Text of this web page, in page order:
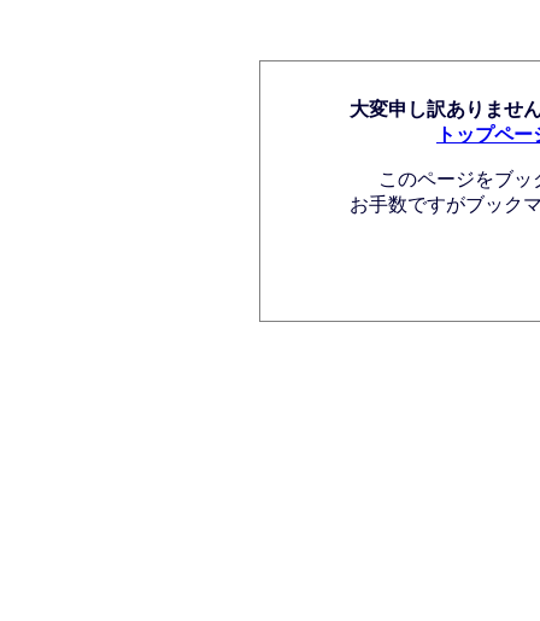
大変申し訳ありませ
トップペー
このページをブ
お手数ですがブック